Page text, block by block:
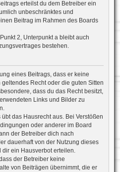
erteilst du dem Betreiber ein
unbeschränktes und
Beitrag im Rahmen des Boards
2, Unterpunkt a bleibt auch
bestehen.
eines Beitrags, dass er keine
geltendes Recht oder die guten Sitten
dass du das Recht besitzt,
Links und Bilder zu
das Hausrecht aus. Bei Verstößen
oder anderer im Board
der Betreiber dich nach
dauerhaft von der Nutzung dieses
dir ein Hausverbot erteilen.
der Betreiber keine
von Beiträgen übernimmt, die er